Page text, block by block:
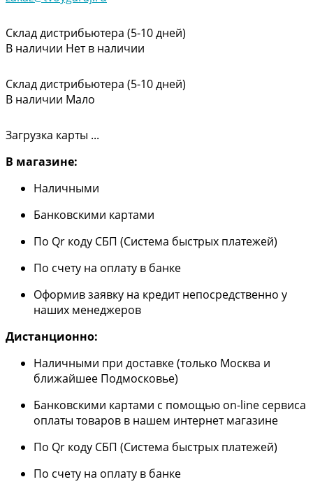
Склад дистрибьютера (5-10 дней)
В наличии Нет в наличии
Склад дистрибьютера (5-10 дней)
В наличии Мало
Загрузка карты ...
В магазине:
Наличными
Банковскими картами
По Qr коду СБП (Система быстрых платежей)
По счету на оплату в банке
Оформив заявку на кредит непосредственно у
наших менеджеров
Дистанционно:
Наличными при доставке (только Москва и
ближайшее Подмосковье)
Банковскими картами с помощью on-line сервиса
оплаты товаров в нашем интернет магазине
По Qr коду СБП (Система быстрых платежей)
По счету на оплату в банке